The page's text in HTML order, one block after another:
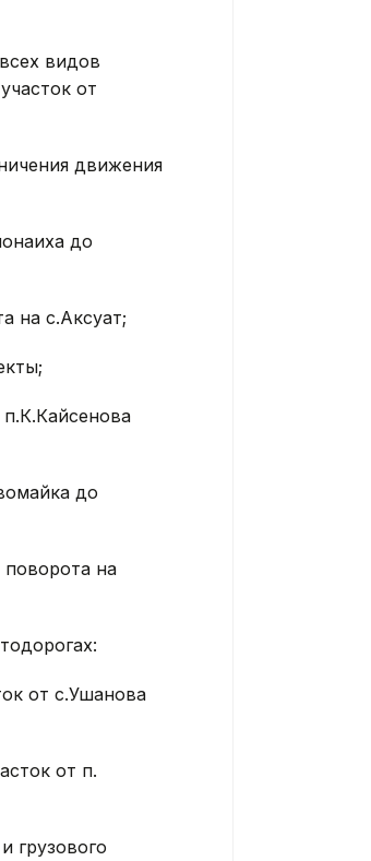
видов
от
движения
до
на с.Аксуат;
до
поворота на
от с.Ушанова
от п.
грузового